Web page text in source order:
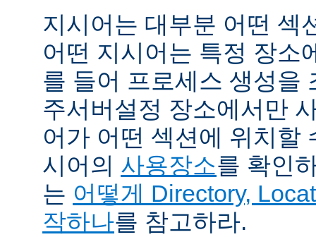
지시어는 대부분 어떤 섹
어떤 지시어는 특정 장소
를 들어 프로세스 생성을
주서버설정 장소에서만
어가 어떤 섹션에 위치할
시어의 사용장소를 확인
는 어떻게 Directory,
작하나를 참고하라.